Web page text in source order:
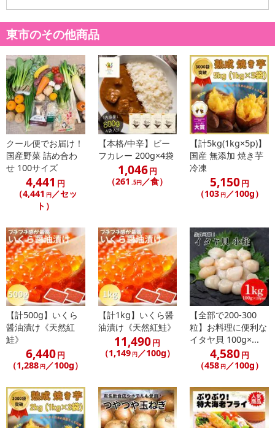
※d払い、PayPay、au PAY、au PAY（auかんたん決済）、ソフトバ
ンクまとめて支払い、楽天ペイ、メルペイ、AEON Pay、Amazon
Payでお支払いの場合、決済のため外部サイトへ遷移します。
※予約商品は決済手段ごとに定められた決済期限日にお支払いを完
了することがございます。ご了承いただいたうえでお申し込みくだ
さい。
【配送伝票番号について】
※配送形態がメール便の商品については、商品の発送完了後、配送
伝票番号がマイページに表示されない場合もございます。
【配送日時の指定について】
※配送日時の指定が可能な商品の場合、商品によってご指定できる
配送日、配送時間が異なる可能性がございます。
カート機能をご利用の場合は、配送日時指定をご利用いただけませ
発送日カレンダー
休業日
■その他共通および商品カテゴリー別注意事項（※必ずご確認くだ
東市のその他商品
クール便でお届け！
国産野菜 詰め合わ
せ 100サイズ
4,441 円
（4,441 円／セッ
ト）
【本格/中辛】ビー
フカレー 200g×4袋
1,046円
（261 .5円 ／食）
【計5kg(1kg×5p)】
国産 無添加 焼き芋
冷凍
5,150円
（103 円／100g）
【計500g】いくら
醤油漬け《天然紅
鮭》
6,440円
（1,288 円／100g）
【計1kg】いくら醤
油漬け《天然紅鮭》
11,490円
（1,149 円／100g）
【全部で200-300
粒】お料理に便利な
イタヤ貝 100g×...
4,580円
（458 円／100g）